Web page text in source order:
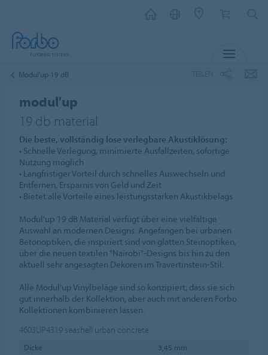
Modul'up 19 dB
modul'up
19 db material
Die beste, vollständig lose verlegbare Akustiklösung:
• Schnelle Verlegung, minimierte Ausfallzeiten, sofortige
Nutzung möglich
• Langfristiger Vorteil durch schnelles Auswechseln und
Entfernen, Ersparnis von Geld und Zeit
• Bietet alle Vorteile eines leistungsstarken Akustikbelags
Modul'up 19 dB Material verfügt über eine vielfältige
Auswahl an modernen Designs. Angefangen bei urbanen
Betonoptiken, die inspiriert sind von glatten Steinoptiken,
über die neuen textilen "Nairobi"-Designs bis hin zu den
aktuell sehr angesagten Dekoren im Travertinstein-Stil.
Alle Modul'up Vinylbeläge sind so konzipiert, dass sie sich
gut innerhalb der Kollektion, aber auch mit anderen Forbo
Kollektionen kombinieren lassen.
4603UP4319 seashell urban concrete
Dicke
3,45 mm